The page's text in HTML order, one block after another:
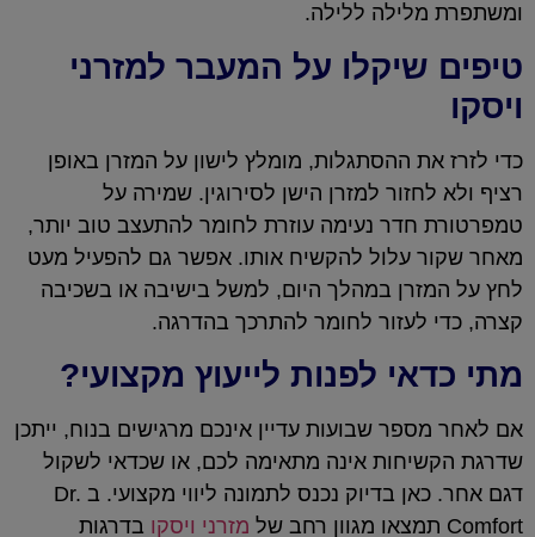
ומשתפרת מלילה ללילה.
טיפים שיקלו על המעבר למזרני
ויסקו
כדי לזרז את ההסתגלות, מומלץ לישון על המזרן באופן
רציף ולא לחזור למזרן הישן לסירוגין. שמירה על
טמפרטורת חדר נעימה עוזרת לחומר להתעצב טוב יותר,
מאחר שקור עלול להקשיח אותו. אפשר גם להפעיל מעט
לחץ על המזרן במהלך היום, למשל בישיבה או בשכיבה
קצרה, כדי לעזור לחומר להתרכך בהדרגה.
מתי כדאי לפנות לייעוץ מקצועי?
אם לאחר מספר שבועות עדיין אינכם מרגישים בנוח, ייתכן
שדרגת הקשיחות אינה מתאימה לכם, או שכדאי לשקול
דגם אחר. כאן בדיוק נכנס לתמונה ליווי מקצועי. ב Dr.
Comfort תמצאו מגוון רחב של
מזרני ויסקו בדרגות